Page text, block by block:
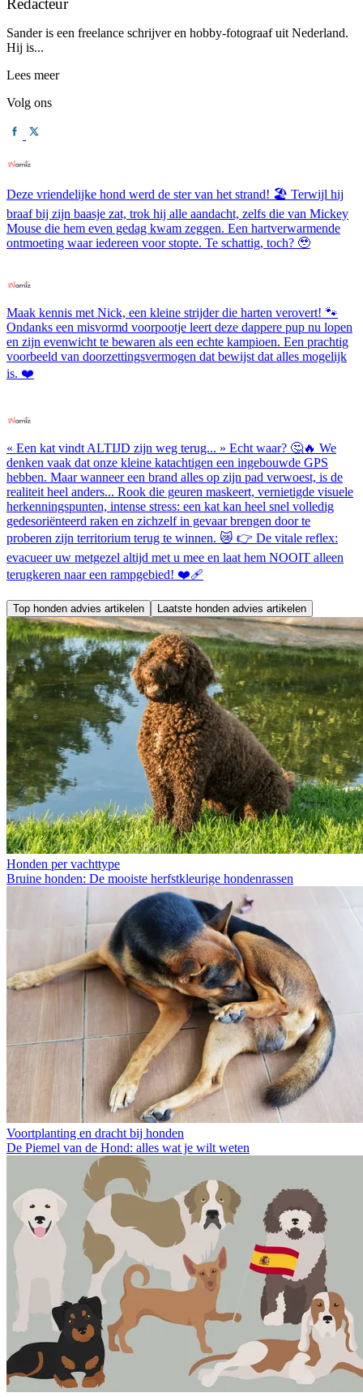
Redacteur
Sander is een freelance schrijver en hobby-fotograaf uit Nederland.
Hij is...
Lees meer
Volg ons
Deze vriendelijke hond werd de ster van het strand! 🏖️ Terwijl hij
braaf bij zijn baasje zat, trok hij alle aandacht, zelfs die van Mickey
Mouse die hem even gedag kwam zeggen. Een hartverwarmende
ontmoeting waar iedereen voor stopte. Te schattig, toch? 🥹
Maak kennis met Nick, een kleine strijder die harten verovert! 🐾
Ondanks een misvormd voorpootje leert deze dappere pup nu lopen
en zijn evenwicht te bewaren als een echte kampioen. Een prachtig
voorbeeld van doorzettingsvermogen dat bewijst dat alles mogelijk
is. ❤️
« Een kat vindt ALTIJD zijn weg terug... » Echt waar? 🤔🔥 We
denken vaak dat onze kleine katachtigen een ingebouwde GPS
hebben. Maar wanneer een brand alles op zijn pad verwoest, is de
realiteit heel anders... Rook die geuren maskeert, vernietigde visuele
herkenningspunten, intense stress: een kat kan heel snel volledig
gedesoriënteerd raken en zichzelf in gevaar brengen door te
proberen zijn territorium terug te winnen. 😿 👉 De vitale reflex:
evacueer uw metgezel altijd met u mee en laat hem NOOIT alleen
terugkeren naar een rampgebied! ❤️‍🩹
Top honden advies artikelen Laatste honden advies artikelen
Honden per vachttype
Bruine honden: De mooiste herfstkleurige hondenrassen
Voortplanting en dracht bij honden
De Piemel van de Hond: alles wat je wilt weten